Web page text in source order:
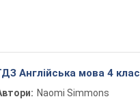
Англійська мова 4 клас
Naomi Simmons